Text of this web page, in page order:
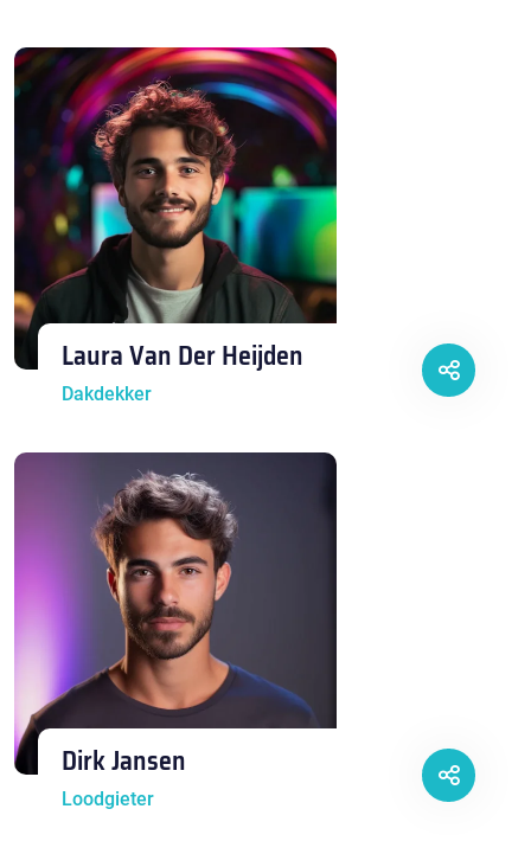
Laura Van Der Heijden
Dakdekker
Dirk Jansen
Loodgieter